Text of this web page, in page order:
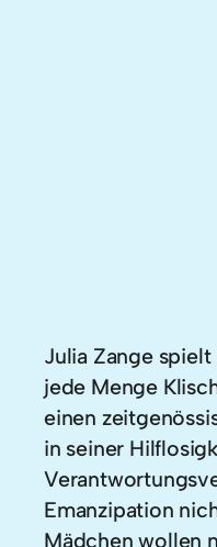
Julia Zange
jede Menge
einen
in seiner
Emanzipation
Mädchen wollen